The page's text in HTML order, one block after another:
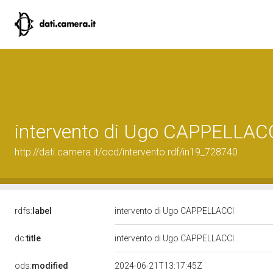
intervento di Ugo
http://dati.camera.it/ocd/intervento.rdf/in19_728740
rdfs: label intervento di Ugo CAPPELLACCI
dc:title intervento di Ugo CAPPELLACCI
ods:modified 2024-06-21T13:17:45Z